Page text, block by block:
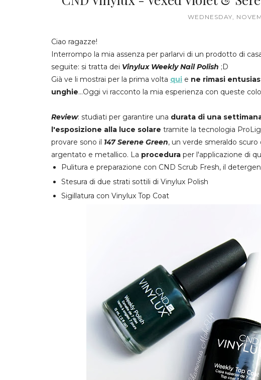
WEDNESDAY,
Ciao ragazze!
Interrompo la mia assenza per parlarvi di un prodotto di
seguite: si tratta dei Vinylux Weekly Nail Polish ;D
Già ve li mostrai per la prima volta qui e ne rimasi
unghie...Oggi vi racconto la mia esperienza con queste
Review: studiati per garantire una durata di una
l'esposizione alla luce solare tramite la tecnologia
provare sono il 147 Serene Green, un verde smeraldo scuro
argentato e metallico. La procedura per l'applicazione di
Pulitura e preparazione con CND Scrub Fresh, il
Stesura di due strati sottili di Vinylux Polish
Sigillatura con Vinylux Top Coat